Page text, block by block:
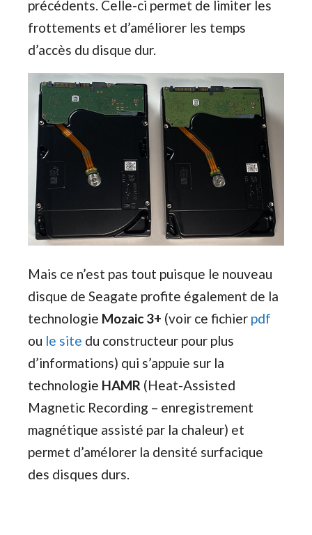
précédents. Celle-ci permet de limiter les
frottements et d’améliorer les temps
d’accès du disque dur.
Mais ce n’est pas tout puisque le nouveau
disque de Seagate profite également de la
technologie Mozaic 3+ (voir ce fichier pdf
ou le site du constructeur pour plus
d’informations) qui s’appuie sur la
technologie HAMR (Heat-Assisted
Magnetic Recording – enregistrement
magnétique assisté par la chaleur) et
permet d’amélorer la densité surfacique
des disques durs.